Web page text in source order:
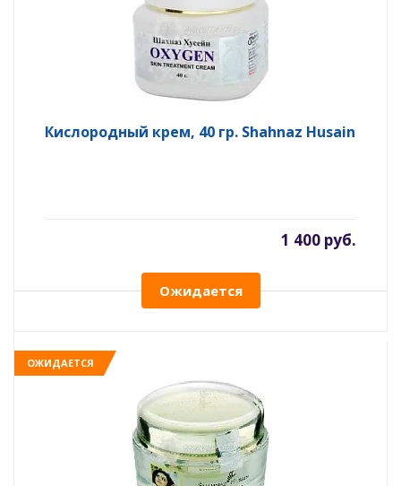
Кислородный крем, 40 гр. Shahnaz Husain
1 400 руб.
Ожидается
ОЖИДАЕТСЯ